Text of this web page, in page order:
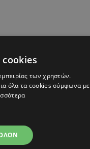
cookies
των χρηστών.
όλα τα cookies σύμφωνα με